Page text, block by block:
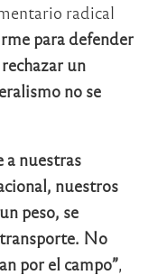
radical
para defender
un
no se
a nuestras
nuestros
peso, se
No
por el campo”,